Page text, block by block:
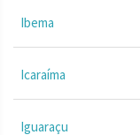
Ibema
Icaraíma
Iguaraçu